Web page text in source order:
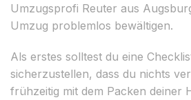
Umzugsprofi Reuter aus
Umzug problemlos bewältigen.
Als erstes solltest du eine
sicherzustellen, dass du nichts
frühzeitig mit dem Packen deiner